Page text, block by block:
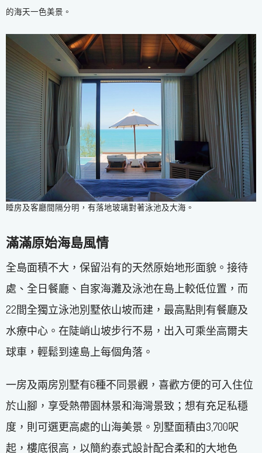
的海天一色美景。
睡房及客廳間隔分明，有落地玻璃對著泳池及大海。
滿滿原始海島風情
全島面積不大，保留沿有的天然原始地形面貌。接待
處、全日餐廳、自家海灘及泳池在島上較低位置，而
22間全獨立泳池別墅依山坡而建，最高點則有餐廳及
水療中心。在陡峭山坡步行不易，出入可乘坐高爾夫
球車，輕鬆到達島上每個角落。
一房及兩房別墅有6種不同景觀，喜歡方便的可入住位
於山腳，享受熱帶園林景和海灣景致；想有充足私穩
度，則可選更高處的山海美景。別墅面積由3,700呎
起，樓底很高，以簡約泰式設計配合柔和的大地色